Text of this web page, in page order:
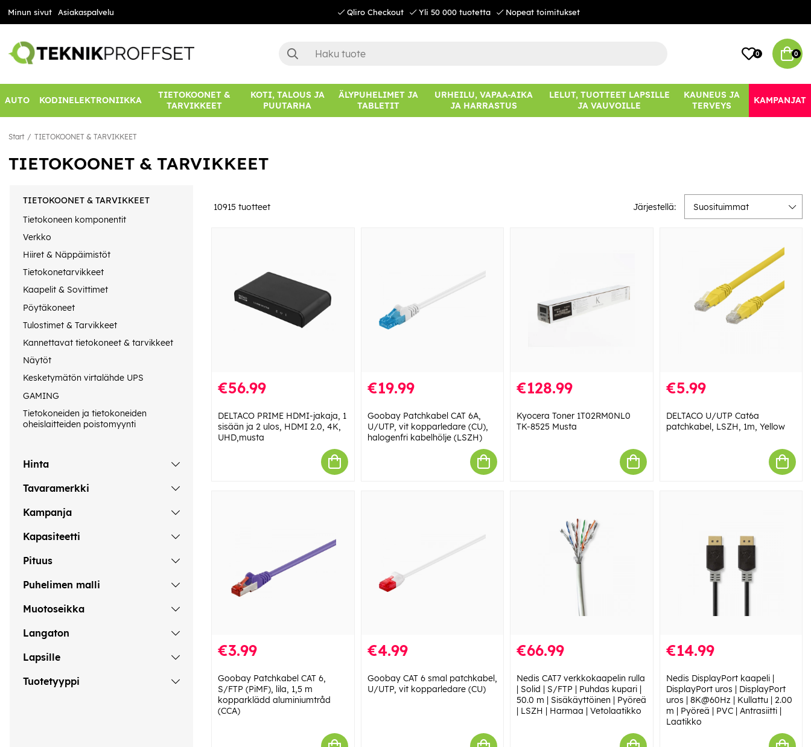
Minun sivut Asiakaspalvelu Qliro Checkout Yli 50 000 tuotetta Nopeat toimitukset
0 0
AUTO KODINELEKTRONIIKKA
TIETOKOONET &
TARVIKKEET
KOTI, TALOUS JA
PUUTARHA
ÄLYPUHELIMET JA
TABLETIT
URHEILU, VAPAA-AIKA
JA HARRASTUS
LELUT, TUOTTEET LAPSILLE
JA VAUVOILLE
KAUNEUS JA
TERVEYS
KAMPANJAT
Start TIETOKOONET & TARVIKKEET
TIETOKOONET & TARVIKKEET
TIETOKOONET & TARVIKKEET
Tietokoneen komponentit
Verkko
Hiiret & Näppäimistöt
Tietokonetarvikkeet
Kaapelit & Sovittimet
Pöytäkoneet
Tulostimet & Tarvikkeet
Kannettavat tietokoneet & tarvikkeet
Näytöt
Kesketymätön virtalähde UPS
GAMING
Tietokoneiden ja tietokoneiden
oheislaitteiden poistomyynti
Hinta
Tavaramerkki
Kampanja
Kapasiteetti
Pituus
Puhelimen malli
Muotoseikka
Langaton
Lapsille
Tuotetyyppi
10915 tuotteet Järjestellä: Suosituimmat
€56.99
DELTACO PRIME HDMI-jakaja, 1
sisään ja 2 ulos, HDMI 2.0, 4K,
UHD,musta
€19.99
Goobay Patchkabel CAT 6A,
U/UTP, vit kopparledare (CU),
halogenfri kabelhölje (LSZH)
€128.99
Kyocera Toner 1T02RM0NL0
TK-8525 Musta
€5.99
DELTACO U/UTP Cat6a
patchkabel, LSZH, 1m, Yellow
€3.99
Goobay Patchkabel CAT 6,
S/FTP (PiMF), lila, 1,5 m
kopparklädd aluminiumtråd
(CCA)
€4.99
Goobay CAT 6 smal patchkabel,
U/UTP, vit kopparledare (CU)
€66.99
Nedis CAT7 verkkokaapelin rulla
| Solid | S/FTP | Puhdas kupari |
50.0 m | Sisäkäyttöinen | Pyöreä
| LSZH | Harmaa | Vetolaatikko
€14.99
Nedis DisplayPort kaapeli |
DisplayPort uros | DisplayPort
uros | 8K@60Hz | Kullattu | 2.00
m | Pyöreä | PVC | Antrasiitti |
Laatikko